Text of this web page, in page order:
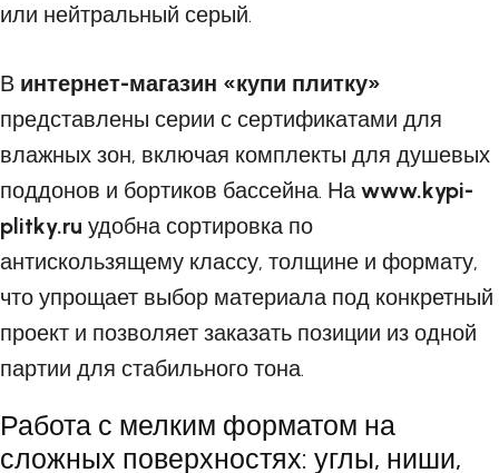
или нейтральный серый.
В интернет-магазин «купи плитку»
представлены серии с сертификатами для
влажных зон, включая комплекты для душевых
поддонов и бортиков бассейна. Наwww.kypi-
plitky.ru удобна сортировка по
антискользящему классу, толщине и формату,
что упрощает выбор материала под конкретный
проект и позволяет заказать позиции из одной
партии для стабильного тона.
Работа с мелким форматом на
сложных поверхностях: углы, ниши,